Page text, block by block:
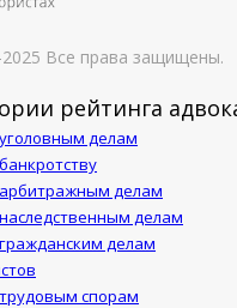
Все права защищены.
рейтинга
делам
делам
делам
делам
спорам